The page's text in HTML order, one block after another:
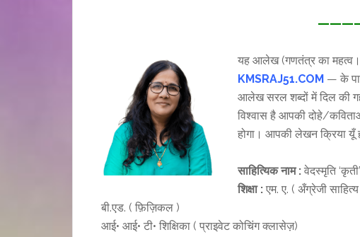
यह आलेख (गणतंत्र का
KMSRAJ51.COM — के
आलेख सरल शब्दों में दिल की
विश्वास है आपकी दोहे/
होगा। आपकी लेखन क्रिया यूँ
साहित्यिक नाम : वेदस्मृति ‘कृती’
शिक्षा : एम. ए. ( अँग्रेजी
बी.एड. ( फ़िज़िकल )
आई• आई• टी• शिक्षिका ( प्राइवेट कोचिंग क्लासेज़)